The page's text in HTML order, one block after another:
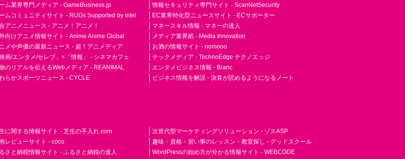
ム業界専門メディア - GameBusiness.jp
ムコミュニティサイト - RUGs Supported by intel
アニメニュース - アニメ！アニメ！
向けアニメ情報サイト - Anime Anime Global
メや声優の最新ニュース - 超！アニメディア
映画/エンタメ/セレブ」×「情報」 - シネマカフェ
のリアルを伝えるWebメディア - REANIMAL
らかスポーツニュース - CYCLE
情報セキュリティ専門サイト - ScanNetSecurity
EC業界特化型ニュースサイト - ECサポーター
マネースキル情報 - マネーの達人
メディア業界紙 - Media Innovation
お酒の情報サイト - nomooo
テックメディア - TechnoEdge テクノエッジ
エンタメビジネス情報 - Branc
ビジネス情報を解説 - 決算が読めるようになるノート
に関する情報サイト - 芝生の手入れ.com
レビューサイト - coco
さと納税情報サイト - ふるさと納税の達人
次世代型マーケティングソリューション - ゾスASP
趣味・資格・習い事のレッスン・教室探し - グッドスクール
WordPressの始め方が分かる情報サイト - WEBCODE